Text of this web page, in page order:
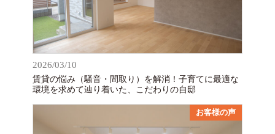
2026/03/10
賃貸の悩み（騒音・間取り）を解消！子育てに最適な
環境を求めて辿り着いた、こだわりの自邸
お客様の声